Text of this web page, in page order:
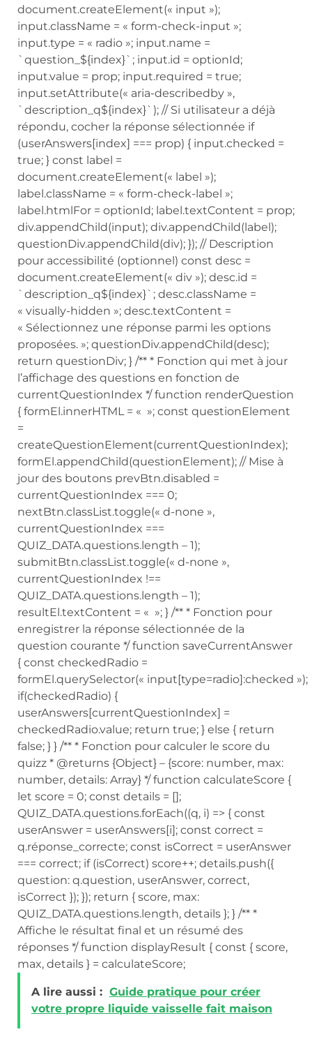
document.createElement(« input »);
input.className = « form-check-input »;
input.type = « radio »; input.name =
`question_${index}`; input.id = optionId;
input.value = prop; input.required = true;
input.setAttribute(« aria-describedby »,
`description_q${index}`); // Si utilisateur a déjà
répondu, cocher la réponse sélectionnée if
(userAnswers[index] === prop) { input.checked =
true; } const label =
document.createElement(« label »);
label.className = « form-check-label »;
label.htmlFor = optionId; label.textContent = prop;
div.appendChild(input); div.appendChild(label);
questionDiv.appendChild(div); }); // Description
pour accessibilité (optionnel) const desc =
document.createElement(« div »); desc.id =
`description_q${index}`; desc.className =
« visually-hidden »; desc.textContent =
« Sélectionnez une réponse parmi les options
proposées. »; questionDiv.appendChild(desc);
return questionDiv; } /** * Fonction qui met à jour
l’affichage des questions en fonction de
currentQuestionIndex */ function renderQuestion
{ formEl.innerHTML = « »; const questionElement
=
createQuestionElement(currentQuestionIndex);
formEl.appendChild(questionElement); // Mise à
jour des boutons prevBtn.disabled =
currentQuestionIndex === 0;
nextBtn.classList.toggle(« d-none »,
currentQuestionIndex ===
QUIZ_DATA.questions.length – 1);
submitBtn.classList.toggle(« d-none »,
currentQuestionIndex !==
QUIZ_DATA.questions.length – 1);
resultEl.textContent = « »; } /** * Fonction pour
enregistrer la réponse sélectionnée de la
question courante */ function saveCurrentAnswer
{ const checkedRadio =
formEl.querySelector(« input[type=radio]:checked »);
if(checkedRadio) {
userAnswers[currentQuestionIndex] =
checkedRadio.value; return true; } else { return
false; } } /** * Fonction pour calculer le score du
quizz * @returns {Object} – {score: number, max:
number, details: Array} */ function calculateScore {
let score = 0; const details = [];
QUIZ_DATA.questions.forEach((q, i) => { const
userAnswer = userAnswers[i]; const correct =
q.réponse_correcte; const isCorrect = userAnswer
=== correct; if (isCorrect) score++; details.push({
question: q.question, userAnswer, correct,
isCorrect }); }); return { score, max:
QUIZ_DATA.questions.length, details }; } /** *
Affiche le résultat final et un résumé des
réponses */ function displayResult { const { score,
max, details } = calculateScore;
A lire aussi : Guide pratique pour créer
votre propre liquide vaisselle fait maison